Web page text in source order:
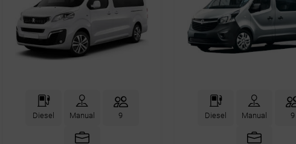
Diesel Manual 9 Diesel Manual 9